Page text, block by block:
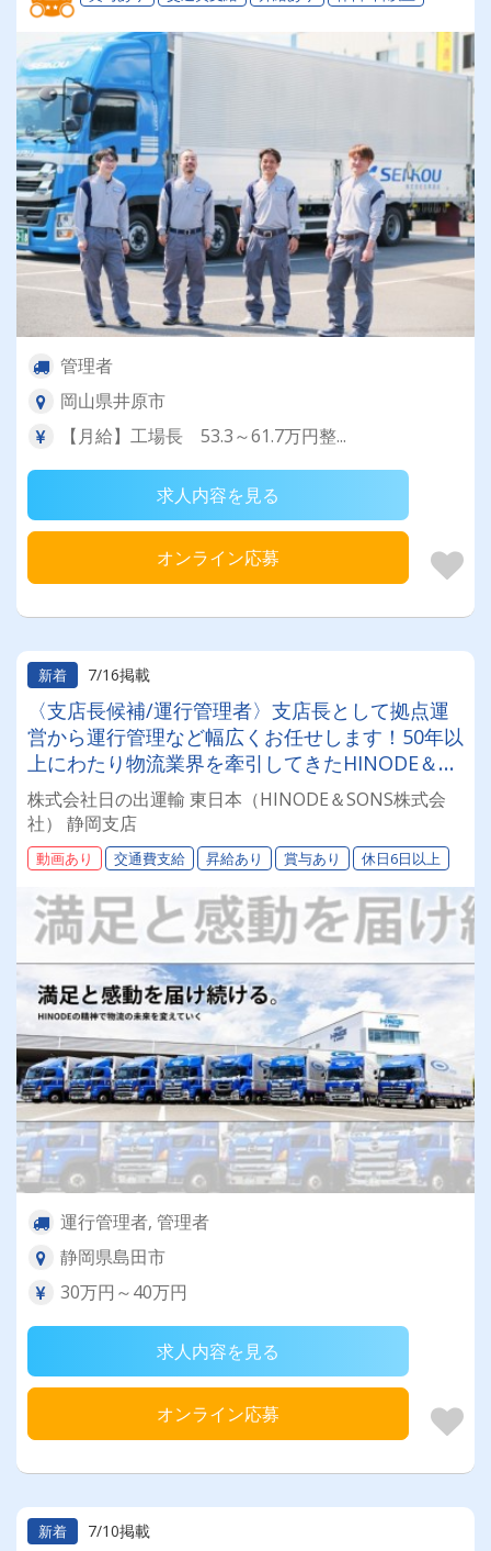
管理者
岡山県井原市
【月給】工場長 53.3～61.7万円整...
求人内容を見る
オンライン応募
新着 7/16掲載
〈支店長候補/運行管理者〉支店長として拠点運
営から運行管理など幅広くお任せします！50年以
上にわたり物流業界を牽引してきたHINODE＆
SONSグループで安定安心を手に入れませんか？
★月給30～40万円★年間休日110日★未経験OK
株式会社日の出運輸 東日本（HINODE＆SONS株式会
社） 静岡支店
動画あり 交通費支給 昇給あり 賞与あり 休日6日以上
運行管理者, 管理者
静岡県島田市
30万円～40万円
求人内容を見る
オンライン応募
新着 7/10掲載